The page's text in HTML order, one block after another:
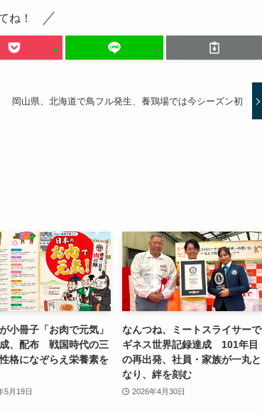
ね！
岡山県、北海道で鳥フル発生、養鶏場では今シーズン初
小冊子「お肉で元気」
、配布 戦国時代の三
格になぞらえ栄養素を
5月19日
なんつね、ミートスライサーで
ギネス世界記録達成 101年目
の再出発、社員・家族が一丸と
なり、絆を刻む
2026年4月30日